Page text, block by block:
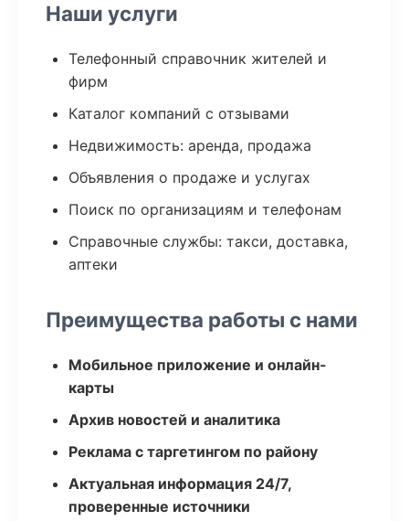
Наши услуги
Телефонный справочник жителей и
фирм
Каталог компаний с отзывами
Недвижимость: аренда, продажа
Объявления о продаже и услугах
Поиск по организациям и телефонам
Справочные службы: такси, доставка,
аптеки
Преимущества работы с нами
Мобильное приложение и онлайн-
карты
Архив новостей и аналитика
Реклама с таргетингом по району
Актуальная информация 24/7,
проверенные источники